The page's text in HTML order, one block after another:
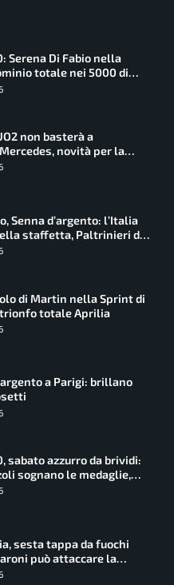
Serena Di Fabio nella
totale nei 5000 di
non basterà a
novità per la
Senna d’argento: l’Italia
staffetta, Paltrinieri da
azzurro
di Martin nella Sprint di
totale Aprilia
a Parigi: brillano
sabato azzurro da brividi:
sognano le medaglie,
in finale
sesta tappa da fuochi
può attaccare la